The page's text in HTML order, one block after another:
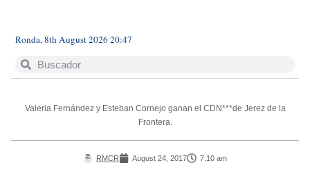
Ronda, 8th August 2026 20:47
Valeria Fernández y Esteban Cornejo ganan el CDN***de Jerez de la
Frontera.
RMCR August 24, 2017 7:10 am